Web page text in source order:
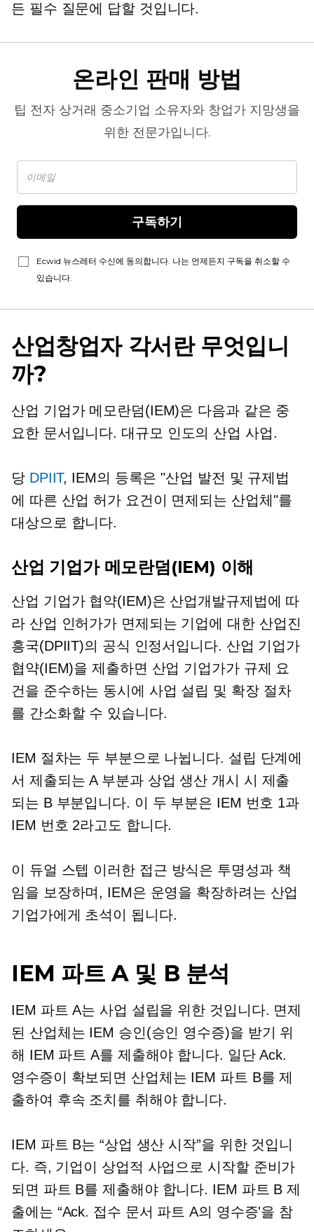
든 필수 질문에 답할 것입니다.
온라인 판매 방법
팁 전자 상거래 중소기업 소유자와 창업가 지망생을
위한 전문가입니다.
구독하기
Ecwid 뉴스레터 수신에 동의합니다. 나는 언제든지 구독을 취소할 수
있습니다.
산업창업자 각서란 무엇입니
까?
산업 기업가 메모란덤(IEM)은 다음과 같은 중
요한 문서입니다. 대규모 인도의 산업 사업.
당 DPIIT, IEM의 등록은 "산업 발전 및 규제법
에 따른 산업 허가 요건이 면제되는 산업체"를
대상으로 합니다.
산업 기업가 메모란덤(IEM) 이해
산업 기업가 협약(IEM)은 산업개발규제법에 따
라 산업 인허가가 면제되는 기업에 대한 산업진
흥국(DPIIT)의 공식 인정서입니다. 산업 기업가
협약(IEM)을 제출하면 산업 기업가가 규제 요
건을 준수하는 동시에 사업 설립 및 확장 절차
를 간소화할 수 있습니다.
IEM 절차는 두 부분으로 나뉩니다. 설립 단계에
서 제출되는 A 부분과 상업 생산 개시 시 제출
되는 B 부분입니다. 이 두 부분은 IEM 번호 1과
IEM 번호 2라고도 합니다.
이 듀얼 스텝 이러한 접근 방식은 투명성과 책
임을 보장하며, IEM은 운영을 확장하려는 산업
기업가에게 초석이 됩니다.
IEM 파트 A 및 B 분석
IEM 파트 A는 사업 설립을 위한 것입니다. 면제
된 산업체는 IEM 승인(승인 영수증)을 받기 위
해 IEM 파트 A를 제출해야 합니다. 일단 Ack.
영수증이 확보되면 산업체는 IEM 파트 B를 제
출하여 후속 조치를 취해야 합니다.
IEM 파트 B는 “상업 생산 시작”을 위한 것입니
다. 즉, 기업이 상업적 사업으로 시작할 준비가
되면 파트 B를 제출해야 합니다. IEM 파트 B 제
출에는 “Ack. 접수 문서 파트 A의 영수증'을 참